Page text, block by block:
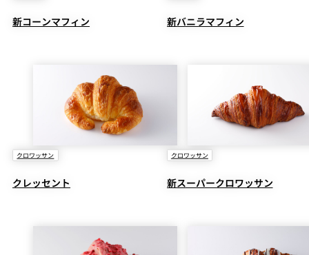
新コーンマフィン 新バニラマフィン
クロワッサン
クレッセント
クロワッサン
新スーパークロワッサン